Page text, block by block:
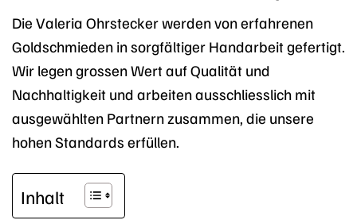
Die Valeria Ohrstecker werden von erfahrenen
Goldschmieden in sorgfältiger Handarbeit gefertigt.
Wir legen grossen Wert auf Qualität und
Nachhaltigkeit und arbeiten ausschliesslich mit
ausgewählten Partnern zusammen, die unsere
hohen Standards erfüllen.
Inhalt